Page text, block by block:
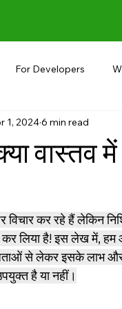
For Developers
Gaming
1, 20246 min read
विचार कर रहे हैं लेकिन
लिया है! इस लेख में, हम
से लेकर इसके लाभ
है या नहीं।